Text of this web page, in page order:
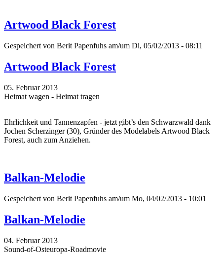
Artwood Black Forest
Gespeichert von Berit Papenfuhs am/um Di, 05/02/2013 - 08:11
Artwood Black Forest
05. Februar 2013
Heimat wagen - Heimat tragen
Ehrlichkeit und Tannenzapfen - jetzt gibt’s den Schwarzwald dank
Jochen Scherzinger (30), Gründer des Modelabels Artwood Black
Forest, auch zum Anziehen.
Balkan-Melodie
Gespeichert von Berit Papenfuhs am/um Mo, 04/02/2013 - 10:01
Balkan-Melodie
04. Februar 2013
Sound-of-Osteuropa-Roadmovie